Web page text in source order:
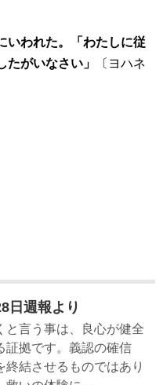
いわれた。「わたしに従
がいなさい」
〔ヨハネ
日週報より
と言う事は、良心が健全
証拠です。義認の確信
終結させるものではあり